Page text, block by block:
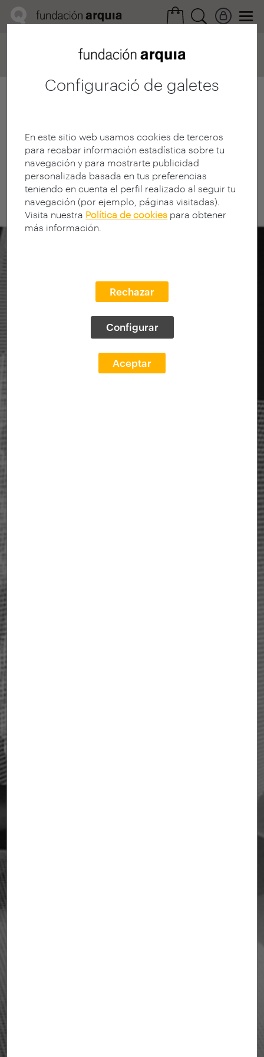
Configuració de galetes
En este sitio web usamos cookies de terceros
para recabar información estadística sobre tu
navegación y para mostrarte publicidad
personalizada basada en tus preferencias
teniendo en cuenta el perfil realizado al seguir tu
navegación (por ejemplo, páginas visitadas).
Visita nuestra Política de cookies para obtener
más información.
Rechazar
Configurar
Aceptar
Convocatorias
Próxima
Ficha realización